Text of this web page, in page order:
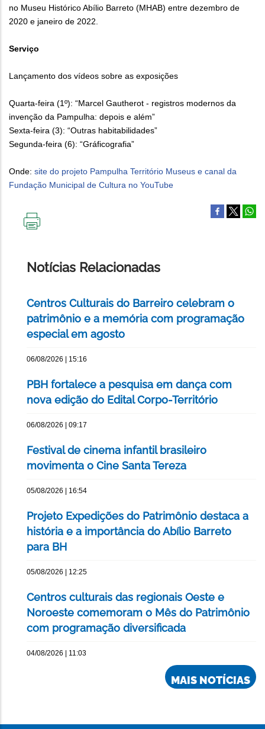
no Museu Histórico Abílio Barreto (MHAB) entre dezembro de
2020 e janeiro de 2022.
Serviço
Lançamento dos vídeos sobre as exposições
Quarta-feira (1º): “Marcel Gautherot - registros modernos da
invenção da Pampulha: depois e além”
Sexta-feira (3): “Outras habitabilidades”
Segunda-feira (6): “Gráficografia”
Onde: site do projeto Pampulha Território Museus e canal da
Fundação Municipal de Cultura no YouTube
Notícias Relacionadas
Centros Culturais do Barreiro celebram o
patrimônio e a memória com programação
especial em agosto
06/08/2026 | 15:16
PBH fortalece a pesquisa em dança com
nova edição do Edital Corpo-Território
06/08/2026 | 09:17
Festival de cinema infantil brasileiro
movimenta o Cine Santa Tereza
05/08/2026 | 16:54
Projeto Expedições do Patrimônio destaca a
história e a importância do Abílio Barreto
para BH
05/08/2026 | 12:25
Centros culturais das regionais Oeste e
Noroeste comemoram o Mês do Patrimônio
com programação diversificada
04/08/2026 | 11:03
MAIS NOTÍCIAS